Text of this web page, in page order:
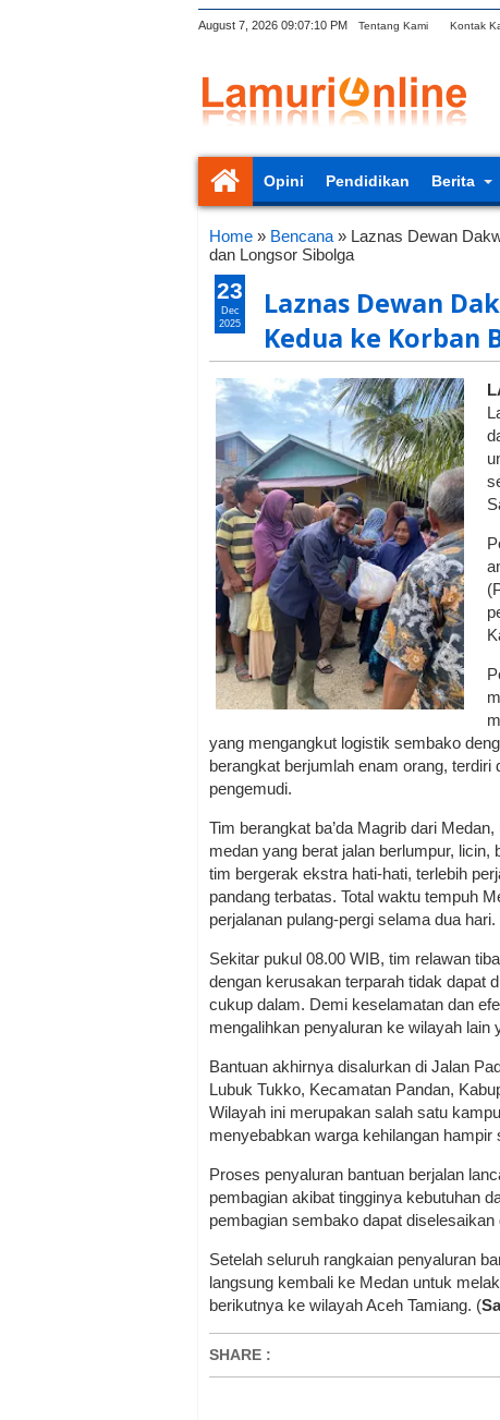
August 7, 2026 09:07:11 PM Tentang Kami Kontak
Opini Pendidikan Berita
Home » Bencana » Laznas Dewan
dan Longsor Sibolga
Laznas Dewan
Kedua ke Korban
yang mengangkut logistik sembako
berangkat berjumlah enam orang,
pengemudi.
Tim berangkat ba’da Magrib dari
medan yang berat jalan berlumpur,
tim bergerak ekstra hati-hati, terlebih
pandang terbatas. Total waktu tempuh
perjalanan pulang-pergi selama dua hari.
Sekitar pukul 08.00 WIB, tim relawan
dengan kerusakan terparah tidak dapat
cukup dalam. Demi keselamatan dan
mengalihkan penyaluran ke wilayah lain
Bantuan akhirnya disalurkan di Jalan
Lubuk Tukko, Kecamatan Pandan,
Wilayah ini merupakan salah satu
menyebabkan warga kehilangan hampir
Proses penyaluran bantuan berjalan
pembagian akibat tingginya kebutuhan
pembagian sembako dapat diselesaikan
Setelah seluruh rangkaian penyaluran
langsung kembali ke Medan untuk
berikutnya ke wilayah Aceh Tamiang. (
SHARE :
23
Dec
2025